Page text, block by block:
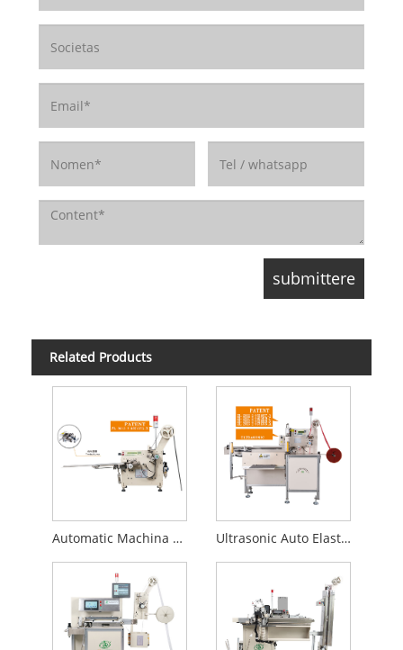
Related Products
Automatic Machina elastica secans Ultrasonic Auto Elastic Secans Machina